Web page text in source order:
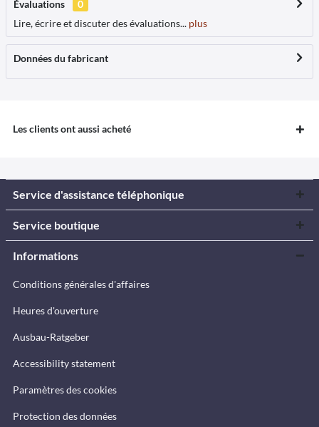
Évaluations
0
Lire, écrire et discuter des évaluations... plus
Données du fabricant
Les clients ont aussi acheté
Service d'assistance téléphonique
Service boutique
Informations
Conditions générales d'affaires
Heures d'ouverture
Ausbau-Ratgeber
Accessibility statement
Paramètres des cookies
Protection des données